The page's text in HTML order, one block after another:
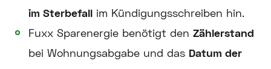
im Sterbefall im Kündigungsschreiben hin.
Fuxx Sparenergie benötigt den Zählerstand
bei Wohnungsabgabe und das Datum der